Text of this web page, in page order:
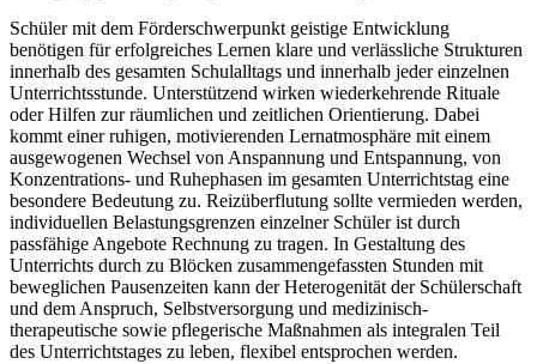
Schüler mit dem Förderschwerpunkt geistige Entwicklung
benötigen für erfolgreiches Lernen klare und verlässliche Strukturen
innerhalb des gesamten Schulalltags und innerhalb jeder einzelnen
Unterrichtsstunde. Unterstützend wirken wiederkehrende Rituale
oder Hilfen zur räumlichen und zeitlichen Orientierung. Dabei
kommt einer ruhigen, motivierenden Lernatmosphäre mit einem
ausgewogenen Wechsel von Anspannung und Entspannung, von
Konzentrations- und Ruhephasen im gesamten Unterrichtstag eine
besondere Bedeutung zu. Reizüberflutung sollte vermieden werden,
individuellen Belastungsgrenzen einzelner Schüler ist durch
passfähige Angebote Rechnung zu tragen. In Gestaltung des
Unterrichts durch zu Blöcken zusammengefassten Stunden mit
beweglichen Pausenzeiten kann der Heterogenität der Schülerschaft
und dem Anspruch, Selbstversorgung und medizinisch-
therapeutische sowie pflegerische Maßnahmen als integralen Teil
des Unterrichtstages zu leben, flexibel entsprochen werden.